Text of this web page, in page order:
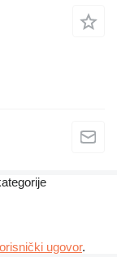
ugovor.